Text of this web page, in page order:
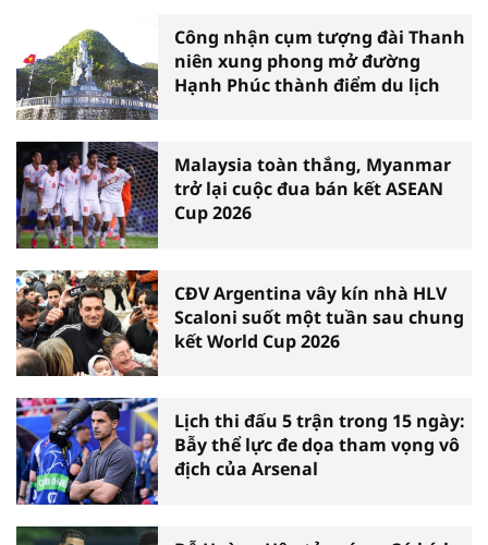
Công nhận cụm tượng đài Thanh
niên xung phong mở đường
Hạnh Phúc thành điểm du lịch
Malaysia toàn thắng, Myanmar
trở lại cuộc đua bán kết ASEAN
Cup 2026
CĐV Argentina vây kín nhà HLV
Scaloni suốt một tuần sau chung
kết World Cup 2026
Lịch thi đấu 5 trận trong 15 ngày:
Bẫy thể lực đe dọa tham vọng vô
địch của Arsenal